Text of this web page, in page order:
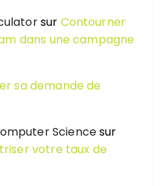
sur Contourner
dans une campagne
sa demande de
Sciencesur
votre taux de